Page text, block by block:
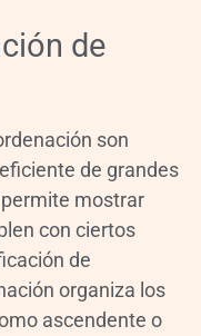
de
son
de grandes
mostrar
con ciertos
de
organiza los
ascendente o